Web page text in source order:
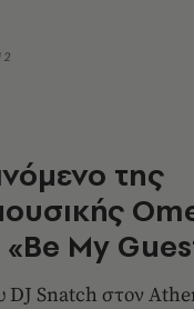
της
My
DJ Snatch στον